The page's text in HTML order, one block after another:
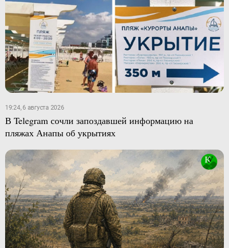
19:24, 6 августа 2026
В Telegram сочли запоздавшей информацию на
пляжах Анапы об укрытиях